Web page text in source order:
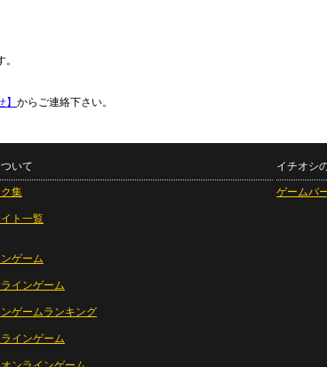
からご連絡下さい。
いて
集
ト一覧
ゲーム
インゲーム
ゲームランキング
インゲーム
イチオシ
ゲームバ